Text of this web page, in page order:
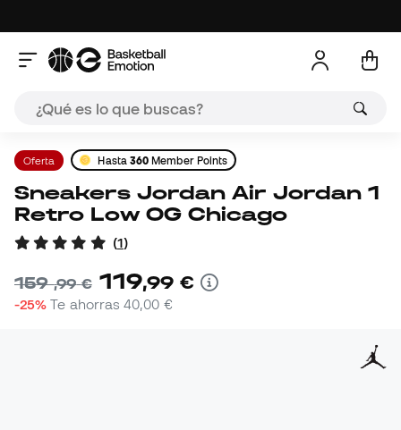
Oferta Hasta 360 Member Points
Sneakers Jordan Air Jordan 1
Retro Low OG Chicago
(1)
159,99 € 119,99 €
-25% Te ahorras40,00 €